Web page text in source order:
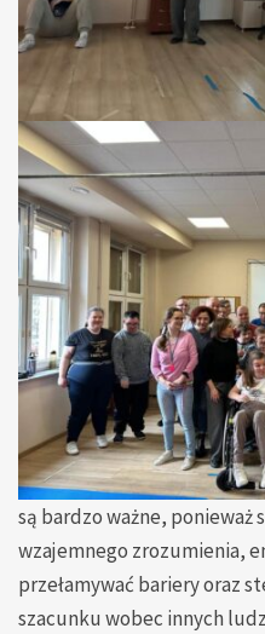
są bardzo ważne, ponieważ
wzajemnego zrozumienia,
przełamywać bariery oraz
szacunku wobec innych